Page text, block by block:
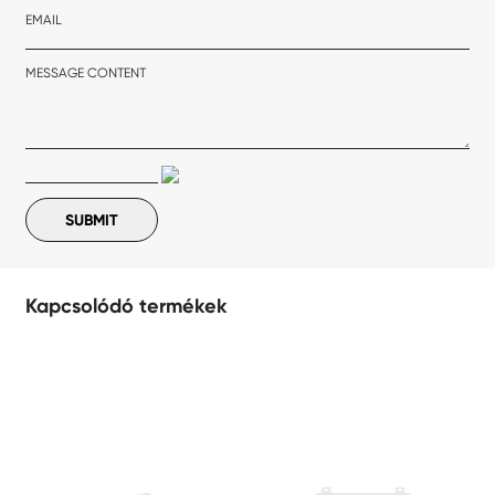
EMAIL
MESSAGE CONTENT
Kapcsolódó termékek